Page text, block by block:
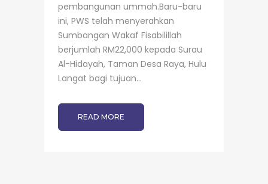
pembangunan ummah.Baru-baru
ini, PWS telah menyerahkan
Sumbangan Wakaf Fisabilillah
berjumlah RM22,000 kepada Surau
Al-Hidayah, Taman Desa Raya, Hulu
Langat bagi tujuan...
READ MORE